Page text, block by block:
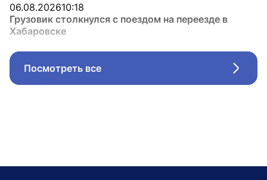
06.08.202610:18
Грузовик столкнулся с поездом на переезде в
Хабаровске
Посмотреть все